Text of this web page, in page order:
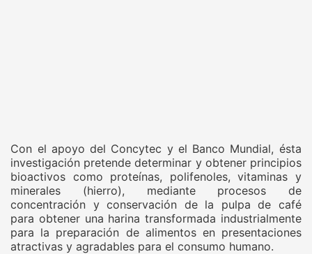
Con el apoyo del Concytec y el Banco Mundial, ésta
investigación pretende determinar y obtener principios
bioactivos como proteínas, polifenoles, vitaminas y
minerales (hierro), mediante procesos de
concentración y conservación de la pulpa de café
para obtener una harina transformada industrialmente
para la preparación de alimentos en presentaciones
atractivas y agradables para el consumo humano.